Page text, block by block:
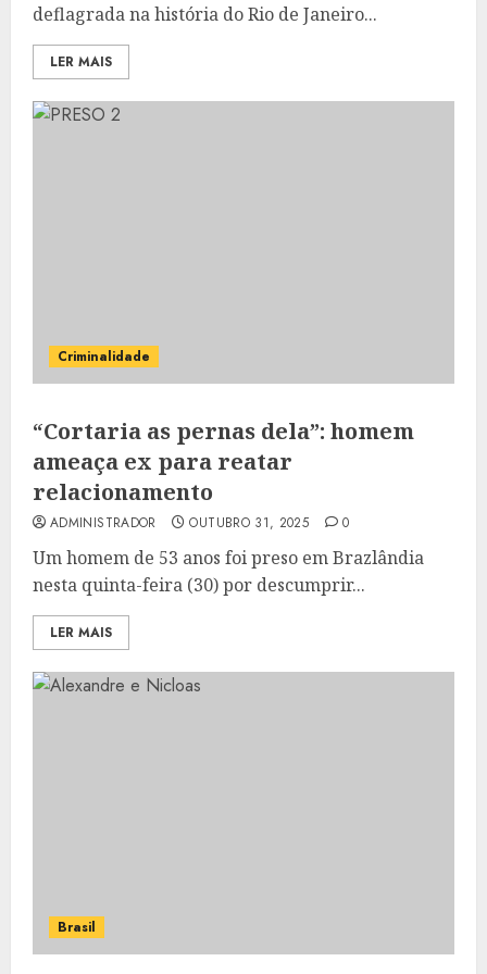
deflagrada na história do Rio de Janeiro...
LER MAIS
Criminalidade
“Cortaria as pernas dela”: homem
ameaça ex para reatar
relacionamento
ADMINISTRADOR OUTUBRO 31, 2025 0
Um homem de 53 anos foi preso em Brazlândia
nesta quinta-feira (30) por descumprir...
LER MAIS
Brasil